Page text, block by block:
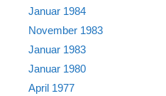
Januar 1984
November 1983
Januar 1983
Januar 1980
April 1977